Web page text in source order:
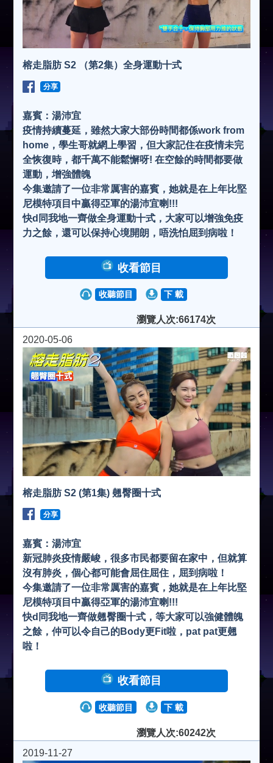
榕走脂肪 S2 （第2集）全身運動十式
分享
嘉賓：湯沛宜
疫情持續蔓延，雖然大家大部份時間都係work from
home，學生哥就網上學習，但大家記住在疫情未完
全恢復時，都千萬不能鬆懈呀! 在空餘的時間都要做
運動，增強體魄
今集邀請了一位非常厲害的嘉賓，她就是在上年比堅
尼模特項目中贏得亞軍的湯沛宜喇!!!
快d同我地一齊做全身運動十式，大家可以增強免疫
力之餘，還可以保持心境開朗，唔洗怕屈到病啦！
收看節目
收聽節目 下 載
瀏覽人次:66174次
2020-05-06
榕走脂肪 S2 (第1集) 翹臀圈十式
分享
嘉賓：湯沛宜
新冠肺炎疫情嚴峻，很多市民都要留在家中，但就算
沒有肺炎，個心都可能會屈住屈住，屈到病啦！
今集邀請了一位非常厲害的嘉賓，她就是在上年比堅
尼模特項目中贏得亞軍的湯沛宜喇!!!
快d同我地一齊做翹臀圈十式，等大家可以強健體魄
之餘，仲可以令自己的Body更Fit啦，pat pat更翹
啦！
收看節目
收聽節目 下 載
瀏覽人次:60242次
2019-11-27